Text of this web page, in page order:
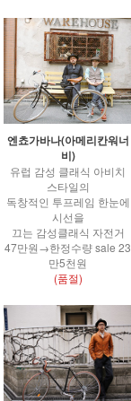
엔쵸가바나(아메리칸워너
비)
유럽 감성 클래식 아비치
스타일의
독창적인 투프레임 한눈에
시선을
끄는 감성클래식 자전거
47만원→한정수량 sale 23
만5천원
(품절)